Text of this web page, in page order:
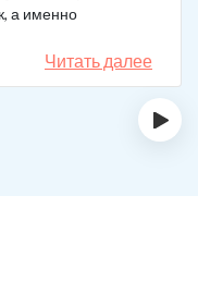
а именно
сравнил
делает скидку
отзыв! Я
Читать далее
›